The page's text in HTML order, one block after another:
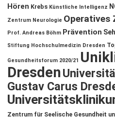
Hören Krebs Künstliche Intelligenz
Zentrum Neurologie Operatives
Prof. Andreas Böhm Prävention
Stiftung Hochschulmedizin Dresden
Gesundheitsforum 2020/21
Dresden
Gustav Carus
Zentrum für Seelische Gesundheit